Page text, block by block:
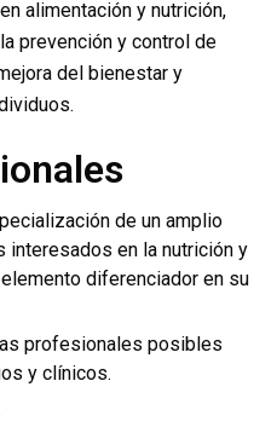
alimentación y nutrición,
prevención y control de
del bienestar y
de un amplio
en la nutrición y
diferenciador en su
profesionales posibles
y clínicos.